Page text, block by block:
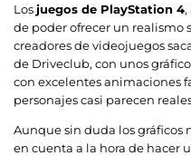
Losjuegos de PlayStation 4
de poder ofrecer un realismo
creadores de videojuegos
de Driveclub, con unos
con excelentes animaciones
personajes casi parecen
Aunque sin duda los gráficos
en cuenta a la hora de hacer